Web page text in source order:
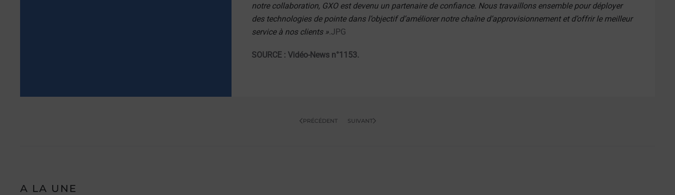
notre collaboration, GXO est devenu un partenaire de confiance. Nous travaillons ensemble pour déployer
des technologies de pointe dans l’objectif d’améliorer notre chaîne d’approvisionnement et d’offrir le meilleur
service à nos clients » .JPG
SOURCE : Vidéo-News n°1153.
PRÉCÉDENT SUIVANT
A LA UNE